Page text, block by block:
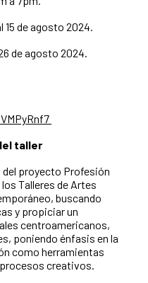
15 de agosto 2024.
de agosto 2024.
taller
del proyecto Profesión
Talleres de Artes
buscando
y propiciar un
centroamericanos,
poniendo énfasis en la
como herramientas
creativos.